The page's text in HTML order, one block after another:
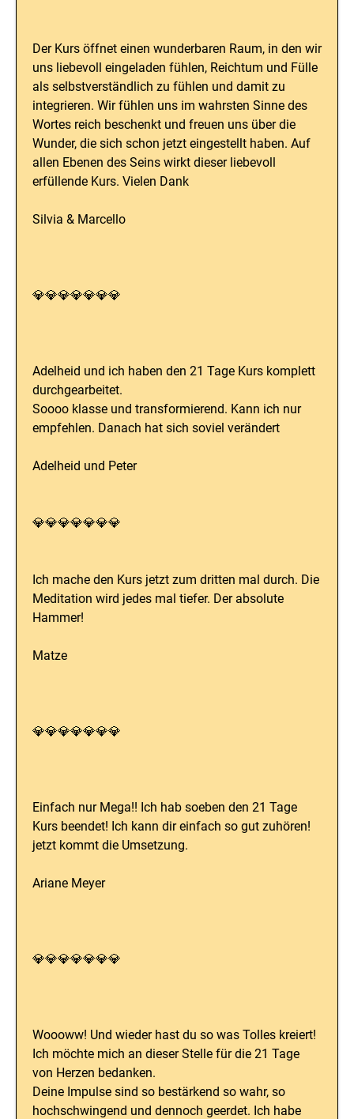
Der Kurs öffnet einen wunderbaren Raum, in den wir
uns liebevoll eingeladen fühlen, Reichtum und Fülle
als selbstverständlich zu fühlen und damit zu
integrieren. Wir fühlen uns im wahrsten Sinne des
Wortes reich beschenkt und freuen uns über die
Wunder, die sich schon jetzt eingestellt haben. Auf
allen Ebenen des Seins wirkt dieser liebevoll
erfüllende Kurs. Vielen Dank
Silvia & Marcello
💎💎💎💎💎💎💎
Adelheid und ich haben den 21 Tage Kurs komplett
durchgearbeitet.
Soooo klasse und transformierend. Kann ich nur
empfehlen. Danach hat sich soviel verändert
Adelheid und Peter
💎💎💎💎💎💎💎
Ich mache den Kurs jetzt zum dritten mal durch. Die
Meditation wird jedes mal tiefer. Der absolute
Hammer!
Matze
💎💎💎💎💎💎💎
Einfach nur Mega!! Ich hab soeben den 21 Tage
Kurs beendet! Ich kann dir einfach so gut zuhören!
jetzt kommt die Umsetzung.
Ariane Meyer
💎💎💎💎💎💎💎
Woooww! Und wieder hast du so was Tolles kreiert!
Ich möchte mich an dieser Stelle für die 21 Tage
von Herzen bedanken.
Deine Impulse sind so bestärkend so wahr, so
hochschwingend und dennoch geerdet. Ich habe